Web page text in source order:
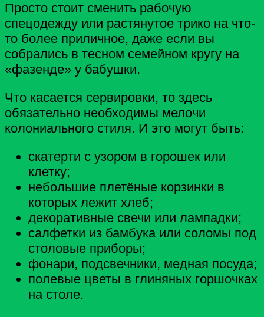
Просто стоит сменить рабочую
спецодежду или растянутое трико на что-
то более приличное, даже если вы
собрались в тесном семейном кругу на
«фазенде» у бабушки.
Что касается сервировки, то здесь
обязательно необходимы мелочи
колониального стиля. И это могут быть:
скатерти с узором в горошек или
клетку;
небольшие плетёные корзинки в
которых лежит хлеб;
декоративные свечи или лампадки;
салфетки из бамбука или соломы под
столовые приборы;
фонари, подсвечники, медная посуда;
полевые цветы в глиняных горшочках
на столе.